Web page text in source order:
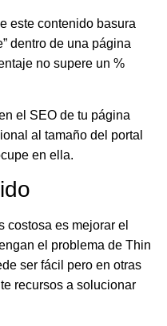
este contenido basura
dentro de una página
no supere un %
el SEO de tu página
al tamaño del portal
en ella.
costosa es mejorar el
el problema de Thin
ser fácil pero en otras
recursos a solucionar